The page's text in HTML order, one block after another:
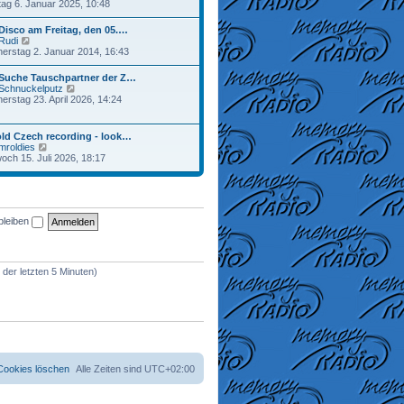
a
g
r
B
e
t
r
a
g
e
e
s
t
e
r
B
e
i
r
a
g
6. Januar 2025, 10:48
am Freitag, den 05.…
Rudi
e
e
s
t
e
B
e
i
t
r
a
2. Januar 2014, 16:43
Tauschpartner der Z…
e
s
t
r
B
t
r
a
23. April 2026, 14:24
Czech recording - look…
e
e
e
r
B
t
r
15. Juli 2026, 18:17
letzten 5 Minuten)
Alle Zeiten sind UTC+02:00
löschen